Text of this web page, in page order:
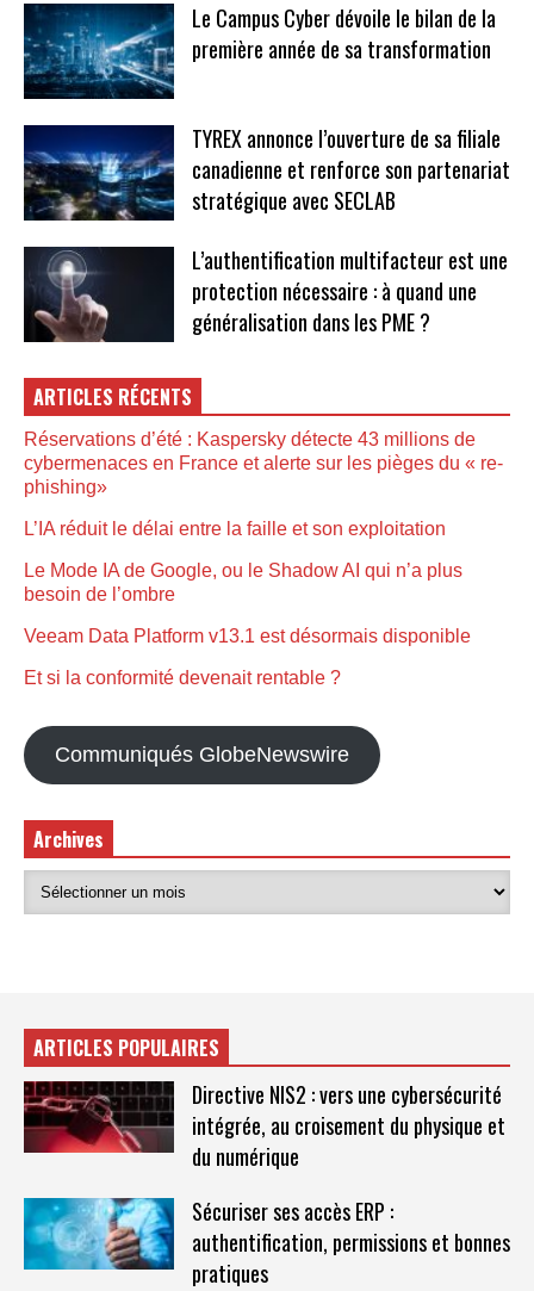
Le Campus Cyber dévoile le bilan de la
première année de sa transformation
TYREX annonce l’ouverture de sa filiale
canadienne et renforce son partenariat
stratégique avec SECLAB
L’authentification multifacteur est une
protection nécessaire : à quand une
généralisation dans les PME ?
ARTICLES RÉCENTS
Réservations d’été : Kaspersky détecte 43 millions de
cybermenaces en France et alerte sur les pièges du « re-
phishing»
L’IA réduit le délai entre la faille et son exploitation
Le Mode IA de Google, ou le Shadow AI qui n’a plus
besoin de l’ombre
Veeam Data Platform v13.1 est désormais disponible
Et si la conformité devenait rentable ?
Communiqués GlobeNewswire
Archives
ARTICLES POPULAIRES
Directive NIS2 : vers une cybersécurité
intégrée, au croisement du physique et
du numérique
Sécuriser ses accès ERP :
authentification, permissions et bonnes
pratiques